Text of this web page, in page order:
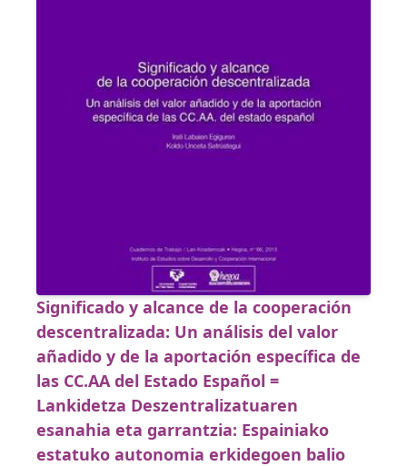
Significado y alcance de la cooperación
descentralizada: Un análisis del valor
añadido y de la aportación específica de
las CC.AA del Estado Español =
Lankidetza Deszentralizatuaren
esanahia eta garrantzia: Espainiako
estatuko autonomia erkidegoen balio